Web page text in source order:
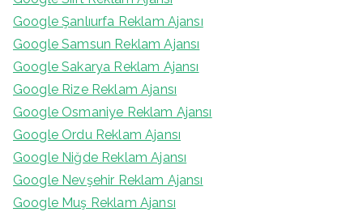
Google Şanlıurfa Reklam Ajansı
Google Samsun Reklam Ajansı
Google Sakarya Reklam Ajansı
Google Rize Reklam Ajansı
Google Osmaniye Reklam Ajansı
Google Ordu Reklam Ajansı
Google Niğde Reklam Ajansı
Google Nevşehir Reklam Ajansı
Google Muş Reklam Ajansı